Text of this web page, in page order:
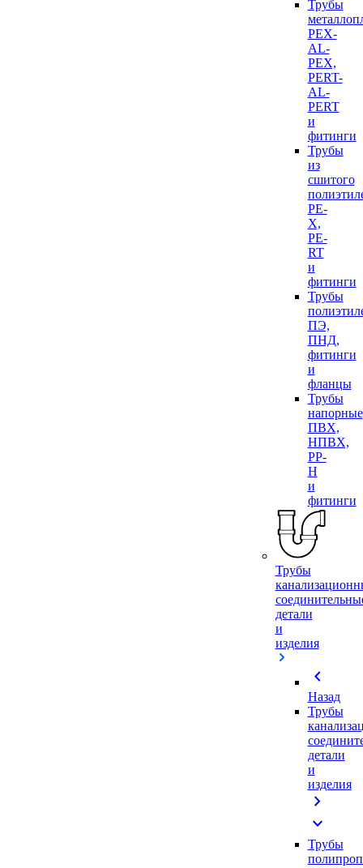
Трубы
PEX-
AL-
PEX,
PERT-
AL-
PERT
и
фитинги
Трубы
из
сшитого
PE-
X,
PE-
RT
и
фитинги
Трубы
ПЭ,
ПНД,
фитинги
и
фланцы
Трубы
напорные
ПВХ,
НПВХ,
PP-
H
и
фитинги
Трубы
детали
и
изделия
chevron_left
Назад
Трубы
детали
и
изделия
chevron_right
expand_more
Трубы